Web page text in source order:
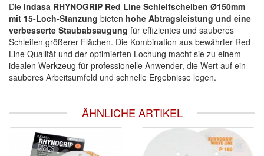
Die Indasa RHYNOGRIP Red Line Schleifscheiben Ø150mm
mit 15-Loch-Stanzung bieten hohe Abtragsleistung und eine
verbesserte Staubabsaugung für effizientes und sauberes
Schleifen größerer Flächen. Die Kombination aus bewährter Red
Line Qualität und der optimierten Lochung macht sie zu einem
idealen Werkzeug für professionelle Anwender, die Wert auf ein
sauberes Arbeitsumfeld und schnelle Ergebnisse legen.
ÄHNLICHE ARTIKEL